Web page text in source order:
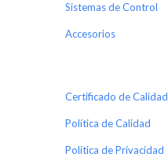
Sistemas de Control
Accesorios
Certificado de Calidad
Política de Calidad
Política de Privacidad